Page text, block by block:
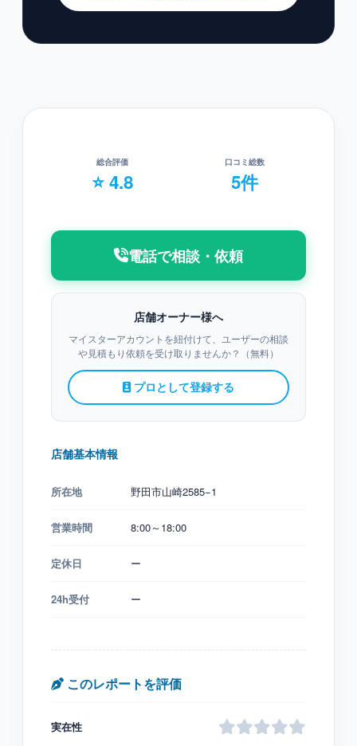
総合評価
⭐ 4.8
口コミ総数
5件
電話で相談・依頼
店舗オーナー様へ
マイスターアカウントを紐付けて、ユーザーの相談
や見積もり依頼を受け取りませんか？（無料）
プロとして登録する
店舗基本情報
所在地 野田市山崎2585−1
営業時間 8:00～18:00
定休日 ー
24h受付 ー
このレポートを評価
実在性